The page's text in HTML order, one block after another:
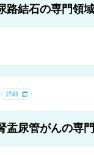
路結石の専門領
詳細
盂尿管がんの専